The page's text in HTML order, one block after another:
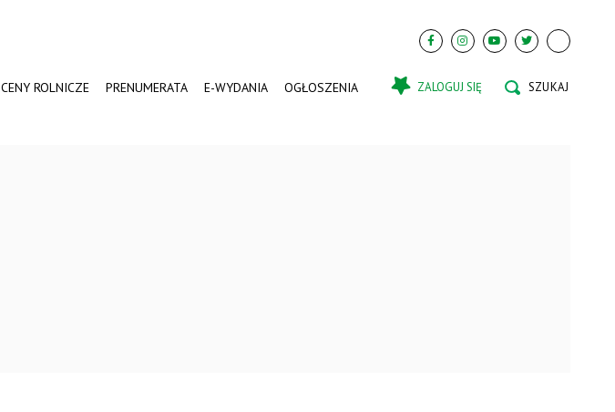
CENY ROLNICZE PRENUMERATA E-WYDANIA OGŁOSZENIA ZALOGUJ SIĘ